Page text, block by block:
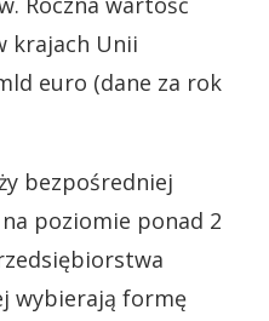
krajach Unii
euro (dane za rok
bezpośredniej
poziomie ponad 2
wybierają formę